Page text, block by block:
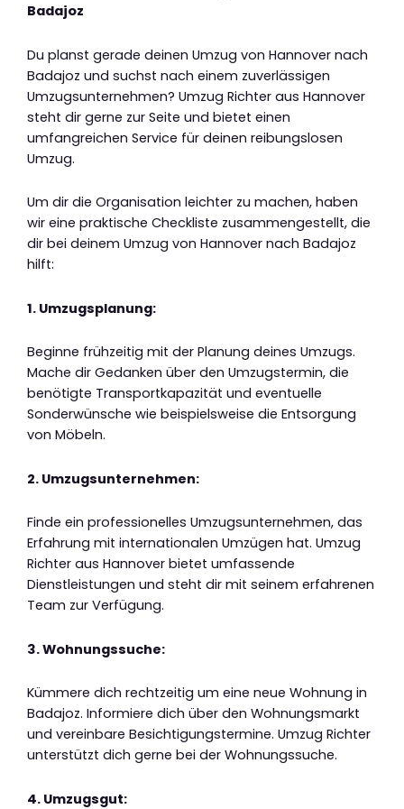
Badajoz
Du planst gerade deinen Umzug von Hannover nach
Badajoz und suchst nach einem zuverlässigen
Umzugsunternehmen? Umzug Richter aus Hannover
steht dir gerne zur Seite und bietet einen
umfangreichen Service für deinen reibungslosen
Umzug.
Um dir die Organisation leichter zu machen, haben
wir eine praktische Checkliste zusammengestellt, die
dir bei deinem Umzug von Hannover nach Badajoz
hilft:
1. Umzugsplanung:
Beginne frühzeitig mit der Planung deines Umzugs.
Mache dir Gedanken über den Umzugstermin, die
benötigte Transportkapazität und eventuelle
Sonderwünsche wie beispielsweise die Entsorgung
von Möbeln.
2. Umzugsunternehmen:
Finde ein professionelles Umzugsunternehmen, das
Erfahrung mit internationalen Umzügen hat. Umzug
Richter aus Hannover bietet umfassende
Dienstleistungen und steht dir mit seinem erfahrenen
Team zur Verfügung.
3. Wohnungssuche:
Kümmere dich rechtzeitig um eine neue Wohnung in
Badajoz. Informiere dich über den Wohnungsmarkt
und vereinbare Besichtigungstermine. Umzug Richter
unterstützt dich gerne bei der Wohnungssuche.
4. Umzugsgut: